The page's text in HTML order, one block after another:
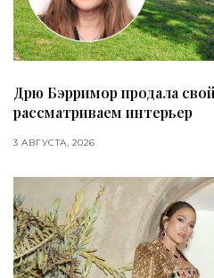
Дрю Бэрримор продала
рассматриваем интерьер
3 АВГУСТА, 2026